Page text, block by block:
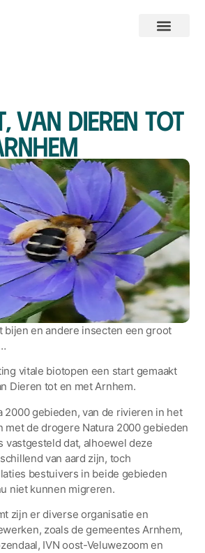
van Dieren tot
bijen en andere insecten een groot
vitale biotopen een start gemaakt
Dieren tot en met Arnhem.
2000 gebieden, van de rivieren in het
met de drogere Natura 2000 gebieden
vastgesteld dat, alhoewel deze
van aard zijn, toch
bestuivers in beide gebieden
niet kunnen migreren.
zijn er diverse organisatie en
zoals de gemeentes Arnhem,
IVN oost-Veluwezoom en